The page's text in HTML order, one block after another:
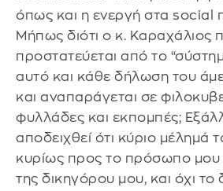
όπως και η ενεργή στα social
Μήπως διότι ο κ. Καραχάλιος
προστατεύεται από το
αυτό και κάθε δήλωση του
και αναπαράγεται σε
φυλλάδες και εκπομπές;
αποδειχθεί ότι κύριο μέλημά
κυρίως προς το πρόσωπο μου
της δικηγόρου μου, και όχι το